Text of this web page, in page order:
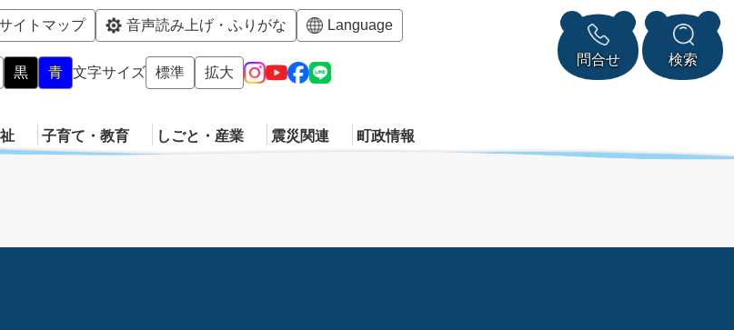
メニューを飛ばして本文へ
イトマップ 音声読み上げ・ふりがな Language
黒 青 文字サイズ 標準 拡大
問合せ 検索
子育て・教育 しごと・産業 震災関連 町政情報